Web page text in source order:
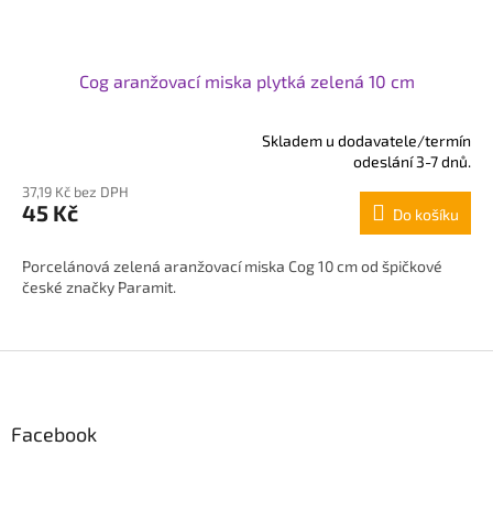
Cog aranžovací miska plytká zelená 10 cm
produktu
je
z
5
hvězdiček.
Skladem u dodavatele/termín
odeslání 3-7 dnů.
37,19 Kč bez DPH
45 Kč Do košíku
Porcelánová zelená aranžovací miska Cog 10 cm od špičkové
české značky Paramit.
p
aFacebook